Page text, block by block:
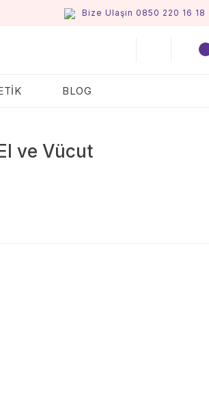
Bize Ulaşın 0850 220 16 18
BLOG
ve Vücut